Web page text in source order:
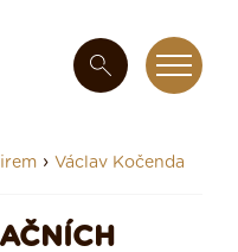
› Václav Kočenda